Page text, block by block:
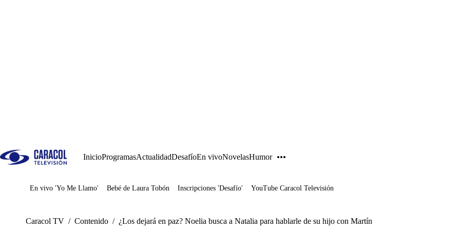
InicioProgramasActualidadDesafíoEn vivoNovelasHumor
Juegos
En vivo 'Yo Me Llamo' Bebé de Laura Tobón Inscripciones 'Desafío' YouTube Caracol Televisión
Caracol TV / Contenido / ¿Los dejará en paz? Noelia busca a Natalia para hablarle de su hijo con Martín